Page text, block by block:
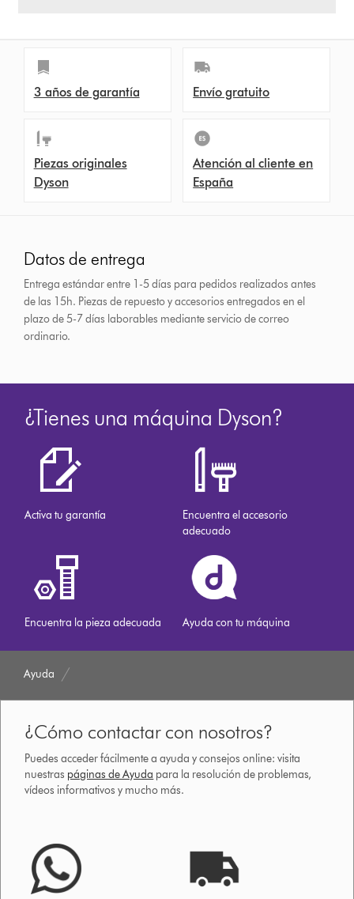
3 años de garantía Envío gratuito
Piezas originales
Dyson
Atención al cliente en
España
Datos de entrega
Entrega estándar entre 1-5 días para pedidos realizados antes
de las 15h. Piezas de repuesto y accesorios entregados en el
plazo de 5-7 días laborables mediante servicio de correo
ordinario.
¿Tienes una máquina Dyson?
Activa tu garantía
Encuentra el accesorio
adecuado
Encuentra la pieza adecuada Ayuda con tu máquina
Ayuda
¿Cómo contactar con nosotros?
Puedes acceder fácilmente a ayuda y consejos online: visita
nuestras páginas de Ayuda para la resolución de problemas,
vídeos informativos y mucho más.